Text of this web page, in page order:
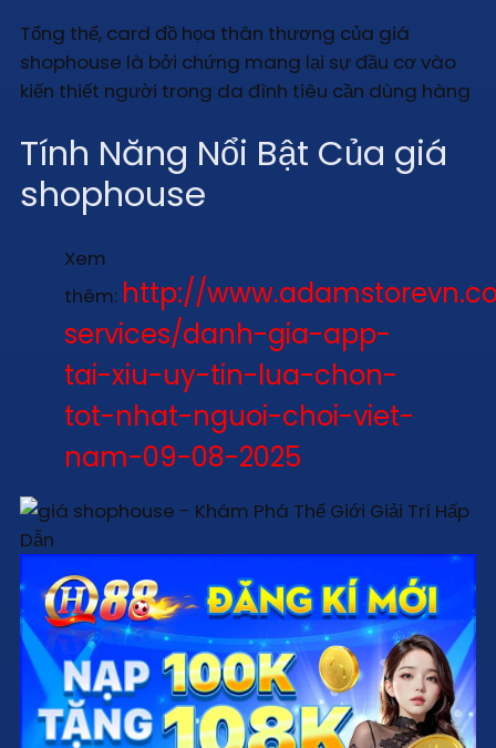
Tổng thể, card đồ họa thân thương của giá
shophouse là bởi chứng mang lại sự đầu cơ vào
kiến thiết người trong da đình tiêu cần dùng hàng
Tính Năng Nổi Bật Của giá
shophouse
Xem
thêm: http://
services/danh-gia-app-
tai-xiu-uy-tin-lua-chon-
tot-nhat-nguoi-choi-viet-
nam-09-08-2025